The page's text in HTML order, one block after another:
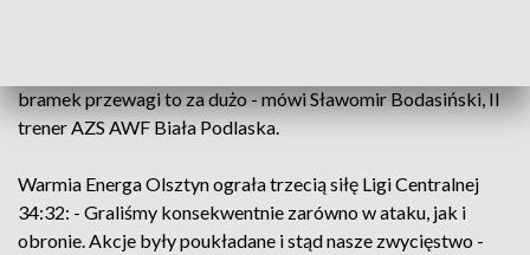
bramek przewagi to za dużo - mówi Sławomir Bodasiński, II
trener AZS AWF Biała Podlaska.
Warmia Energa Olsztyn ograła trzecią siłę Ligi Centralnej
34:32: - Graliśmy konsekwentnie zarówno w ataku, jak i
obronie. Akcje były poukładane i stąd nasze zwycięstwo -